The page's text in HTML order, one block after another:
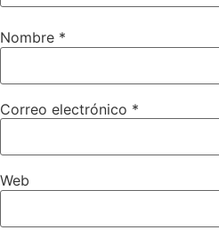
Nombre *
Correo electrónico *
Web